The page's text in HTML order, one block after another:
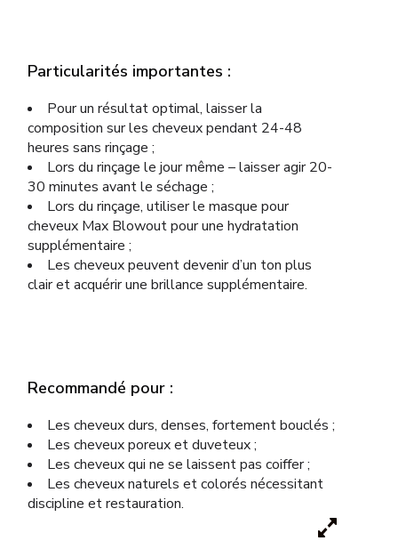
Particularités importantes :
Pour un résultat optimal, laisser la
composition sur les cheveux pendant 24-48
heures sans rinçage ;
Lors du rinçage le jour même – laisser agir 20-
30 minutes avant le séchage ;
Lors du rinçage, utiliser le masque pour
cheveux Max Blowout pour une hydratation
supplémentaire ;
Les cheveux peuvent devenir d’un ton plus
clair et acquérir une brillance supplémentaire.
Recommandé pour :
Les cheveux durs, denses, fortement bouclés ;
Les cheveux poreux et duveteux ;
Les cheveux qui ne se laissent pas coiffer ;
Les cheveux naturels et colorés nécessitant
discipline et restauration.